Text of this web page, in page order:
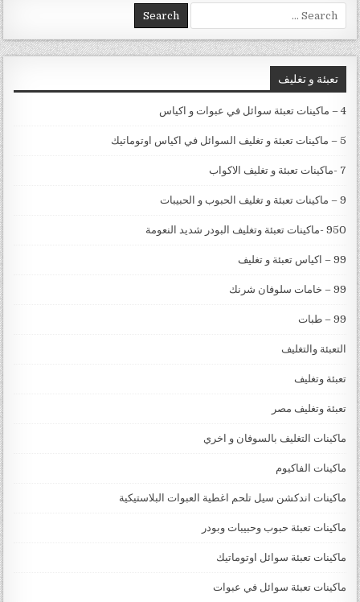
Search for:
تعبئة و تغليف
4 – ماكينات تعبئة سوائل في عبوات و اكياس
5 – ماكينات تعبئة و تغليف السوائل في اكياس اوتوماتيك
7 -ماكينات تعبئة و تغليف الاكواب
9 – ماكينات تعبئة و تغليف الحبوب و الحبيبات
950 -ماكينات تعبئة وتغليف البودر شديد النعومة
99 – اكياس تعبئة و تغليف
99 – خامات سلوفان شرنك
99 – طبات
التعبئة والتغليف
تعبئة وتغليف
تعبئة وتغليف مصر
ماكينات التغليف بالسوفان و اخري
ماكينات الفاكيوم
ماكينات اندكشن سيل تلحم اغطية العبوات البلاستيكية
ماكينات تعبئة حبوب وحبيبات وبودر
ماكينات تعبئة سوائل اوتوماتيك
ماكينات تعبئة سوائل في عبوات